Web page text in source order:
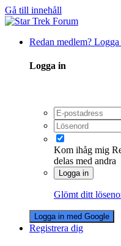
Gå till innehåll
Redan medlem?
Logga in
Kom ihåg mig
delas med andra
Logga in
Glömt ditt
Logga in med Google
Registrera dig